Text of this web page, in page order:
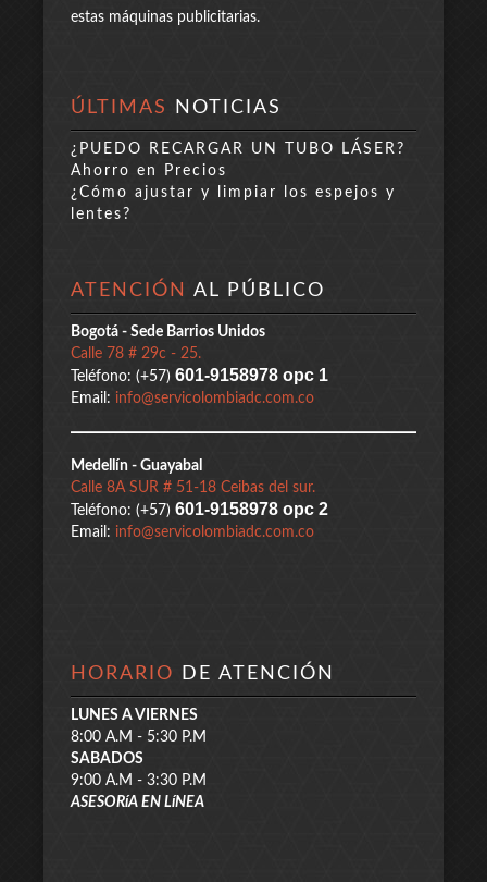
estas máquinas publicitarias.
ÚLTIMAS NOTICIAS
¿PUEDO RECARGAR UN TUBO LÁSER?
Ahorro en Precios
¿Cómo ajustar y limpiar los espejos y
lentes?
ATENCIÓN AL PÚBLICO
Bogotá - Sede Barrios Unidos
Calle 78 # 29c - 25.
Teléfono: (+57) 601-9158978 opc 1
Email: info@servicolombiadc.com.co
Medellín - Guayabal
Calle 8A SUR # 51-18 Ceibas del sur.
Teléfono: (+57) 601-9158978 opc 2
Email: info@servicolombiadc.com.co
HORARIO DE ATENCIÓN
LUNES A VIERNES
8:00 A.M - 5:30 P.M
SABADOS
9:00 A.M - 3:30 P.M
ASESORíA EN LíNEA